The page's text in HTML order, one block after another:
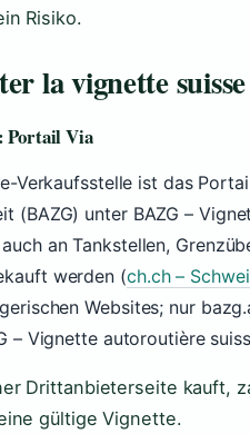
Risiko.
la vignette
Portail Via
Verkaufsstelle ist das
(BAZG) unter BAZG –
an Tankstellen,
werden (ch.ch –
Websites; nur
– Vignette autoroutière
Drittanbieterseite kauft,
gültige Vignette.